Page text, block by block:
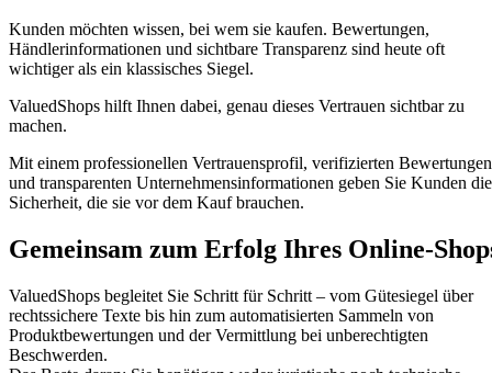
Kunden möchten wissen, bei wem sie kaufen. Bewertungen,
Händlerinformationen und sichtbare Transparenz sind heute oft
wichtiger als ein klassisches Siegel.
ValuedShops hilft Ihnen dabei, genau dieses Vertrauen sichtbar zu
machen.
Mit einem professionellen Vertrauensprofil, verifizierten Bewertungen
und transparenten Unternehmensinformationen geben Sie Kunden die
Sicherheit, die sie vor dem Kauf brauchen.
Gemeinsam zum Erfolg Ihres Online-
ValuedShops begleitet Sie Schritt für Schritt – vom Gütesiegel über
rechtssichere Texte bis hin zum automatisierten Sammeln von
Produktbewertungen und der Vermittlung bei unberechtigten
Beschwerden.